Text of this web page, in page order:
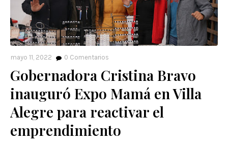
mayo 11, 2022 0 Comentarios
Gobernadora Cristina Bravo
inauguró Expo Mamá en Villa
Alegre para reactivar el
emprendimiento